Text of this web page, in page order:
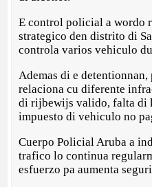
E control policial a wordo
strategico den distrito di
controla varios vehiculo
Ademas di e
relaciona cu diferente
di rijbewijs valido, falta di
impuesto di vehiculo no
Cuerpo Policial Aruba a
trafico lo continua
esfuerzo pa aumenta